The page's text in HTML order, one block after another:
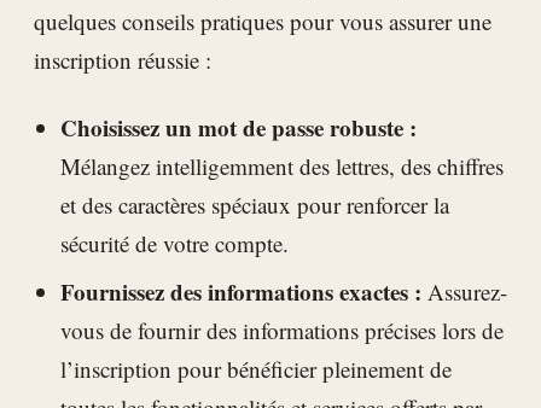
quelques conseils pratiques pour vous assurer une
inscription réussie :
Choisissez un mot de passe robuste :
Mélangez intelligemment des lettres, des chiffres
et des caractères spéciaux pour renforcer la
sécurité de votre compte.
Fournissez des informations exactes : Assurez-
vous de fournir des informations précises lors de
l’inscription pour bénéficier pleinement de